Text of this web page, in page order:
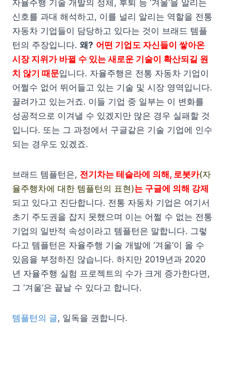
자율주행 기술 개발의 정체, 후퇴 등 ‘겨울’을 알리는
신호를 과대 해석하고, 이를 널리 알리는 역할을 전통
자동차 기업들이 담당하고 있다는 것이 브래드 템플
턴의 주장입니다. 왜? 어떤 기업도 자신들이 쌓아온
시장 지위가 바뀔 수 있는 새로운 기술이 확산되길 원
치 않기 때문입니다. 자율주행은 전통 자동차 기업이
어쩔수 없어 뛰어들고 있는 기술 및 시장 영역입니다.
끌려가고 있는거죠. 이들 기업 중 일부는 이 변화를
성공적으로 이겨낼 수 있겠지만 많은 경우 실패할 것
입니다. 또는 그 과정에서 구글같은 기술 기업에 인수
되는 경우도 있겠죠.
브래드 템플턴은, 전기차는 테슬라에 의해, 로봇카(자
율주행차에 대한 템플턴의 표현)는 구글에 의해 강제
되고 있다고 진단합니다. 전통 자동차 기업은 여기서
초기 주도권을 잡지 못했으며 이는 어쩔 수 없는 전통
기업의 일반적 속성이라고 템플턴은 말합니다. 그렇
다고 템플턴은 자율주행 기술 개발에 ‘겨울’이 올 수
있음을 부정하진 않습니다. 하지만 2019년과 2020
년 자율주행 실험 프로젝트의 수가 크게 증가한다면,
그 ‘겨울’은 끝날 수 있다고 합니다.
템플턴의 글, 일독을 권합니다.